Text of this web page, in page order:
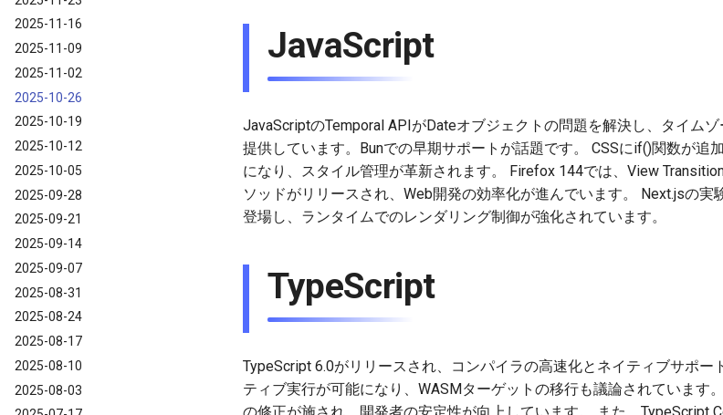
2025-11-16
2025-11-09
2025-11-02
2025-10-26
2025-10-19
2025-10-12
2025-10-05
2025-09-28
2025-09-21
2025-09-14
2025-09-07
2025-08-31
2025-08-24
2025-08-17
2025-08-10
2025-08-03
JavaScript
JavaScriptのTemporal APIがDateオブジェクトの問題を解決し、タイム
提供しています。Bunでの早期サポートが話題です。 CSSにif()関数が追
になり、スタイル管理が革新されます。 Firefox 144では、View
ソッドがリリースされ、Web開発の効率化が進んでいます。 Next.jsの実
登場し、ランタイムでのレンダリング制御が強化されています。
TypeScript
TypeScript 6.0がリリースされ、コンパイラの高速化とネイティブサポー
ティブ実行が可能になり、WASMターゲットの移行も議論されています